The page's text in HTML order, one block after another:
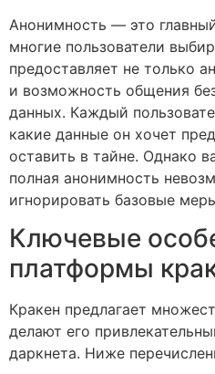
Анонимность — это
многие пользователи
предоставляет не только
и возможность общения
данных. Каждый
какие данные он хочет
оставить в тайне. Однако
полная анонимность
игнорировать базовые
Ключевые
платформы
Кракен предлагает
делают его
даркнета. Ниже